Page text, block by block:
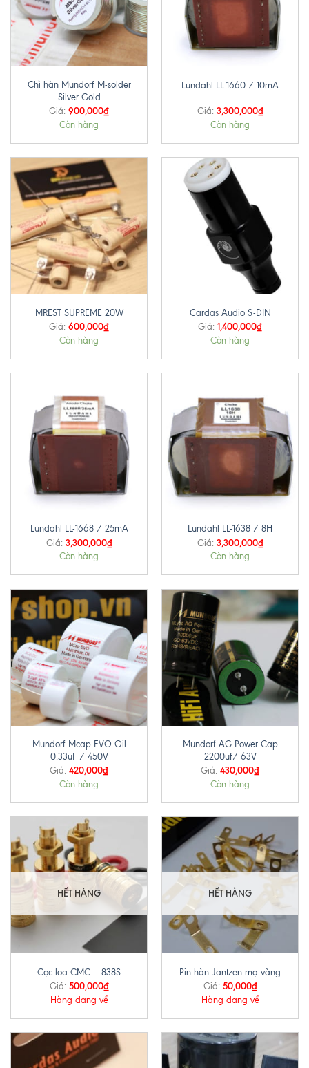
Chì hàn Mundorf M-solder
Silver Gold
Giá: 900,000₫
Còn hàng
Lundahl LL-1660 / 10mA
Giá: 3,300,000₫
Còn hàng
MREST SUPREME 20W
Giá: 600,000₫
Còn hàng
Cardas Audio S-DIN
Giá: 1,400,000₫
Còn hàng
Lundahl LL-1668 / 25mA
Giá: 3,300,000₫
Còn hàng
Lundahl LL-1638 / 8H
Giá: 3,300,000₫
Còn hàng
Mundorf Mcap EVO Oil
0.33uF / 450V
Giá: 420,000₫
Còn hàng
Mundorf AG Power Cap
2200uf/ 63V
Giá: 430,000₫
Còn hàng
HẾT HÀNG
Cọc loa CMC – 838S
Giá: 500,000₫
Hàng đang về
HẾT HÀNG
Pin hàn Jantzen mạ vàng
Giá: 50,000₫
Hàng đang về